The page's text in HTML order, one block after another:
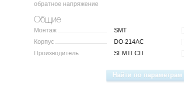
обратное напряжение
Общие
Монтаж
SMT
Корпус
DO-214AC
Производитель
SEMTECH